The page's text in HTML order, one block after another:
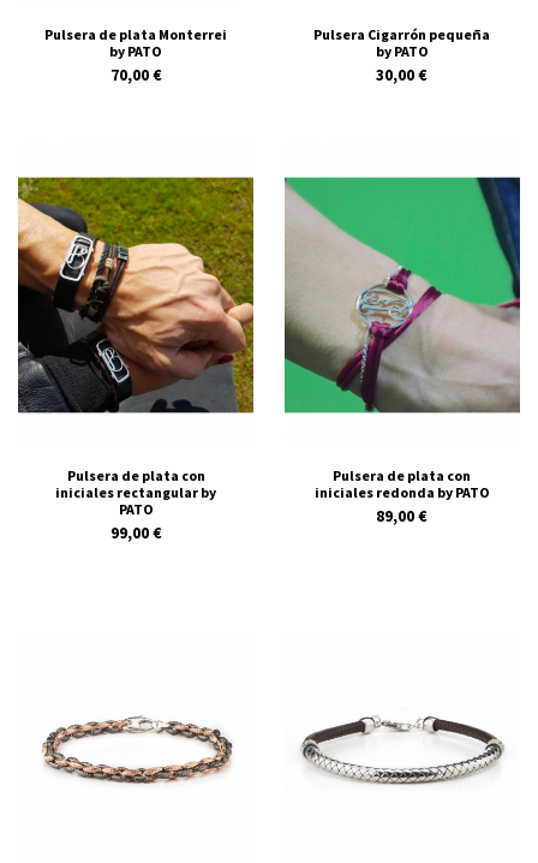
Pulsera de plata Monterrei
by PATO
70,00 €
Pulsera Cigarrón pequeña
by PATO
30,00 €
Pulsera de plata con
iniciales rectangular by
PATO
99,00 €
Pulsera de plata con
iniciales redonda by PATO
89,00 €